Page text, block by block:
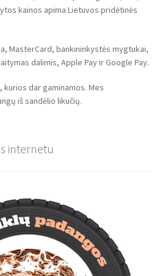
kainos apima Lietuvos pridėtinės
MasterCard, bankininkystės mygtukai,
dalimis, Apple Pay ir Google Pay.
dar gaminamos. Mes
iš sandėlio likučių.
internetu